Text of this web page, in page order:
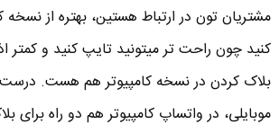
مشتریان تون در ارتباط هستین، بهتره از نسخه
کنید چون راحت تر میتونید تایپ کنید و
بلاک کردن در نسخه کامپیوتر هم هست.
موبایلی، در واتساپ کامپیوتر هم دو راه برای